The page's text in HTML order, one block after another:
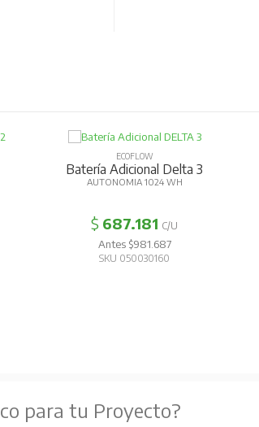
ECOFLOW
Batería Adicional Delta 3
AUTONOMIA 1024 WH
$ 687.181 C/U
Antes $981.687
SKU 050030160
para tu Proyecto?